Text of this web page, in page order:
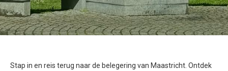
Stap in en reis terug naar de belegering van Maastricht. Ontdek